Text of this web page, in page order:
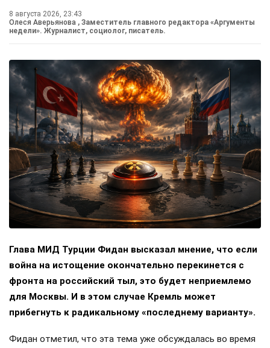
8 августа 2026, 23:43
Олеся Аверьянова , Заместитель главного редактора «Аргументы
недели». Журналист, социолог, писатель.
Глава МИД Турции Фидан высказал мнение, что если
война на истощение окончательно перекинется с
фронта на российский тыл, это будет неприемлемо
для Москвы. И в этом случае Кремль может
прибегнуть к радикальному «последнему варианту».
Фидан отметил, что эта тема уже обсуждалась во время